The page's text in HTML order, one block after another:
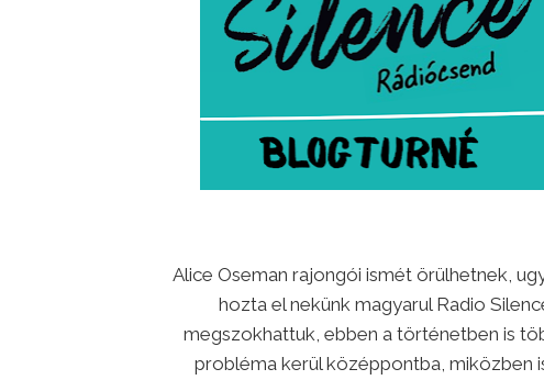
Alice Oseman rajongói ismét örülhetnek,
hozta el nekünk magyarul Radio
megszokhattuk, ebben a történetben is
probléma kerül középpontba, miközben